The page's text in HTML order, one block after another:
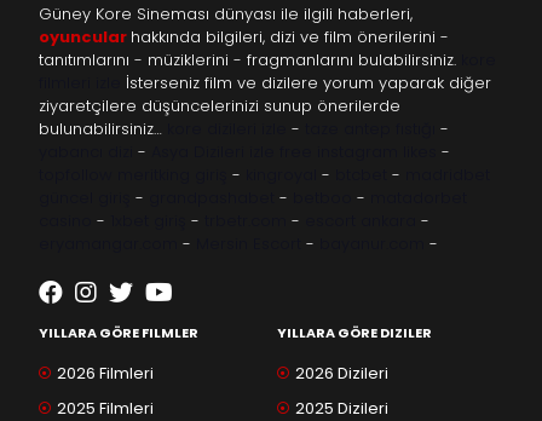
Güney Kore Sineması dünyası ile ilgili haberleri,
oyuncular hakkında bilgileri, dizi ve film önerilerini -
tanıtımlarını - müziklerini - fragmanlarını bulabilirsiniz.
İsterseniz film ve dizilere yorum yaparak diğer
ziyaretçilere düşüncelerinizi sunup önerilerde
bulunabilirsiniz…
-
-
-
-
- - -
- - -
- - -
-
- - -
YILLARA GÖRE FILMLER
2026 Filmleri
2025 Filmleri
YILLARA GÖRE DIZILER
2026 Dizileri
2025 Dizileri